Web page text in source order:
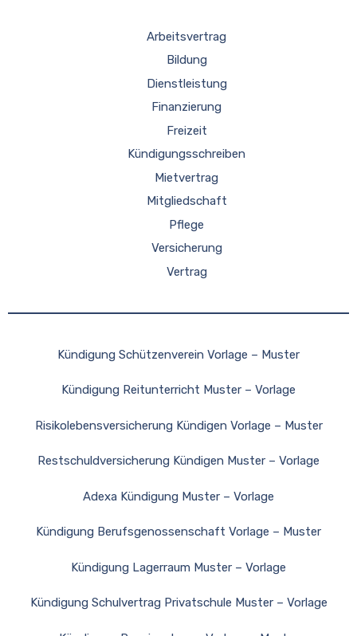
Arbeitsvertrag
Bildung
Dienstleistung
Finanzierung
Freizeit
Kündigungsschreiben
Mietvertrag
Mitgliedschaft
Pflege
Versicherung
Vertrag
Kündigung Schützenverein Vorlage – Muster
Kündigung Reitunterricht Muster – Vorlage
Risikolebensversicherung Kündigen Vorlage – Muster
Restschuldversicherung Kündigen Muster – Vorlage
Adexa Kündigung Muster – Vorlage
Kündigung Berufsgenossenschaft Vorlage – Muster
Kündigung Lagerraum Muster – Vorlage
Kündigung Schulvertrag Privatschule Muster – Vorlage